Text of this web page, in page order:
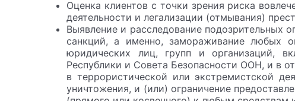
Оценка клиентов с точки зрения риска
деятельности и легализации (отмывания)
Выявление и расследование подозрительных
санкций, а именно, замораживание любых
юридических лиц, групп и организаций,
Республики и Совета Безопасности ООН, и в
в террористической или экстремистской
уничтожения, и (или) ограничение